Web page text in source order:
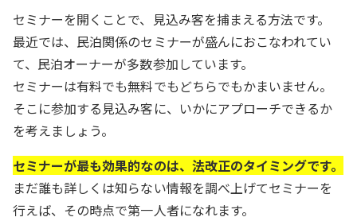
セミナーを開くことで、見込み客を捕まえる方法です。
最近では、民泊関係のセミナーが盛んにおこなわれてい
て、民泊オーナーが多数参加しています。
セミナーは有料でも無料でもどちらでもかまいません。
そこに参加する見込み客に、いかにアプローチできるか
を考えましょう。
セミナーが最も効果的なのは、法改正のタイミングです。
まだ誰も詳しくは知らない情報を調べ上げてセミナーを
行えば、その時点で第一人者になれます。